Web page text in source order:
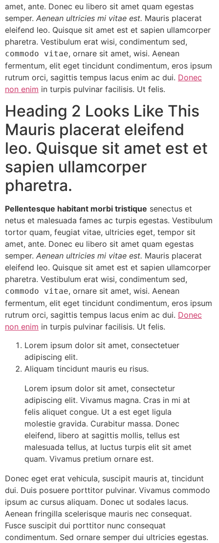
amet, ante. Donec eu libero sit amet quam egestas
semper. Aenean ultricies mi vitae est. Mauris placerat
eleifend leo. Quisque sit amet est et sapien ullamcorper
pharetra. Vestibulum erat wisi, condimentum sed,
commodo vitae, ornare sit amet, wisi. Aenean
fermentum, elit eget tincidunt condimentum, eros ipsum
rutrum orci, sagittis tempus lacus enim ac dui. Donec
non enim in turpis pulvinar facilisis. Ut felis.
Heading 2 Looks Like This
Mauris placerat eleifend
leo. Quisque sit amet est et
sapien ullamcorper
pharetra.
Pellentesque habitant morbi tristique senectus et
netus et malesuada fames ac turpis egestas. Vestibulum
tortor quam, feugiat vitae, ultricies eget, tempor sit
amet, ante. Donec eu libero sit amet quam egestas
semper. Aenean ultricies mi vitae est. Mauris placerat
eleifend leo. Quisque sit amet est et sapien ullamcorper
pharetra. Vestibulum erat wisi, condimentum sed,
commodo vitae, ornare sit amet, wisi. Aenean
fermentum, elit eget tincidunt condimentum, eros ipsum
rutrum orci, sagittis tempus lacus enim ac dui. Donec
non enim in turpis pulvinar facilisis. Ut felis.
Lorem ipsum dolor sit amet, consectetuer
adipiscing elit.
Aliquam tincidunt mauris eu risus.
Lorem ipsum dolor sit amet, consectetur
adipiscing elit. Vivamus magna. Cras in mi at
felis aliquet congue. Ut a est eget ligula
molestie gravida. Curabitur massa. Donec
eleifend, libero at sagittis mollis, tellus est
malesuada tellus, at luctus turpis elit sit amet
quam. Vivamus pretium ornare est.
Donec eget erat vehicula, suscipit mauris at, tincidunt
dui. Duis posuere porttitor pulvinar. Vivamus commodo
ipsum ac cursus aliquam. Donec ut sodales lacus.
Aenean fringilla scelerisque mauris nec consequat.
Fusce suscipit dui porttitor nunc consequat
condimentum. Sed ornare semper dui ultricies egestas.